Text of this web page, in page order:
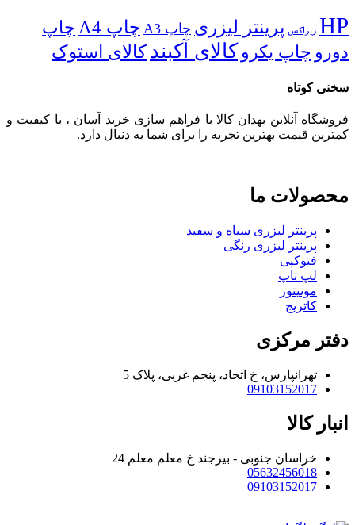
HP زیراکس پرینتر لیزری چاپ A3 چاپ A4
چاپ
دورو چاپ یکرو کالای آکبند کالای استوک
سخنی کوتاه
فروشگاه آنلاین بهدان کالا با فراهم سازی خرید آسان ، با کیفیت و
کمترین قیمت بهترین تجربه را برای شما به دنبال دارد.
محصولات ما
پرینتر لیزری سیاه و سفید
پرینتر لیزری رنگی
فتوکپی
لپ تاپ
مونیتور
کاتریج
دفتر مرکزی
تهرانپارس، خ اتحاد، پنجم غربی، پلاک 5
09103152017
انبار کالا
خراسان جنوبی - بیرجند خ معلم معلم 24
05632456018
09103152017